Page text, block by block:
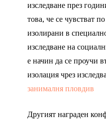
изследване през
това, че се чувстват
изолирани в
изследване на
е начин да се проучи
изолация чрез
занималня пловдив
Другият награден